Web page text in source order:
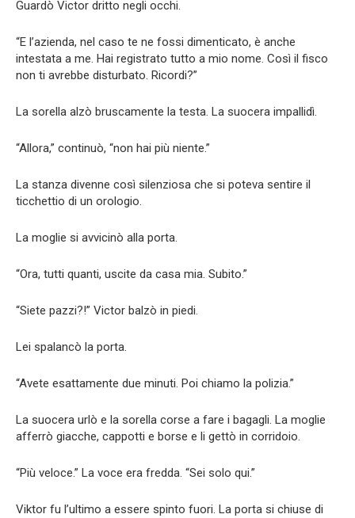
Guardò Victor dritto negli occhi.
“E l’azienda, nel caso te ne fossi dimenticato, è anche
intestata a me. Hai registrato tutto a mio nome. Così il fisco
non ti avrebbe disturbato. Ricordi?”
La sorella alzò bruscamente la testa. La suocera impallidì.
“Allora,” continuò, “non hai più niente.”
La stanza divenne così silenziosa che si poteva sentire il
ticchettio di un orologio.
La moglie si avvicinò alla porta.
“Ora, tutti quanti, uscite da casa mia. Subito.”
“Siete pazzi?!” Victor balzò in piedi.
Lei spalancò la porta.
“Avete esattamente due minuti. Poi chiamo la polizia.”
La suocera urlò e la sorella corse a fare i bagagli. La moglie
afferrò giacche, cappotti e borse e li gettò in corridoio.
“Più veloce.” La voce era fredda. “Sei solo qui.”
Viktor fu l’ultimo a essere spinto fuori. La porta si chiuse di